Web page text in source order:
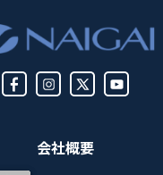
会社概要